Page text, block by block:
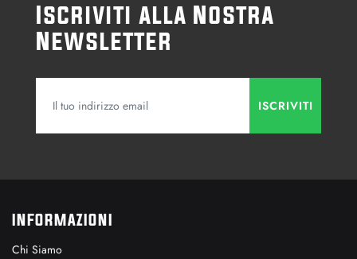
Iscriviti alla Nostra
Newsletter
INFORMAZIONI
Chi Siamo